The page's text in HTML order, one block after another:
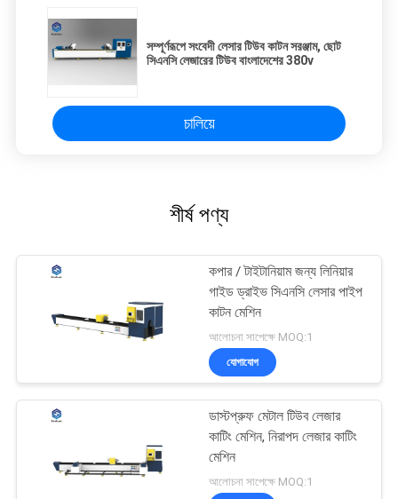
সম্পূর্ণরূপে সংবেদী লেসার টিউব কাটন সরঞ্জাম, ছোট
সিএনসি লেজারের টিউব বাংলাদেশের 380v
চালিয়ে
শীর্ষ পণ্য
কপার / টাইটানিয়াম জন্য লিনিয়ার
গাইড ড্রাইভ সিএনসি লেসার পাইপ
কাটন মেশিন
আলোচনা সাপেক্ষে MOQ:1
যোগাযোগ
ডাস্টপ্রুফ মেটাল টিউব লেজার
কাটিং মেশিন, নিরাপদ লেজার কাটিং
মেশিন
আলোচনা সাপেক্ষে MOQ:1